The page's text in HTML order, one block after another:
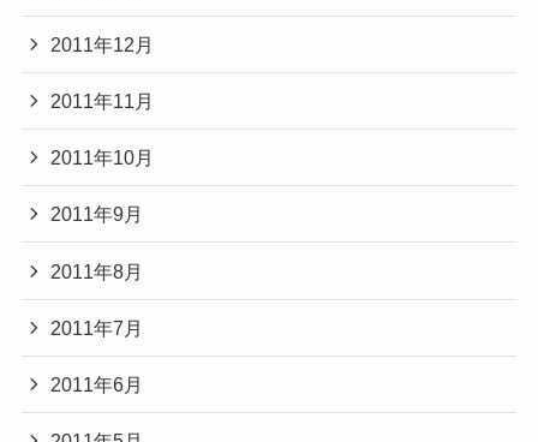
2011年12月
2011年11月
2011年10月
2011年9月
2011年8月
2011年7月
2011年6月